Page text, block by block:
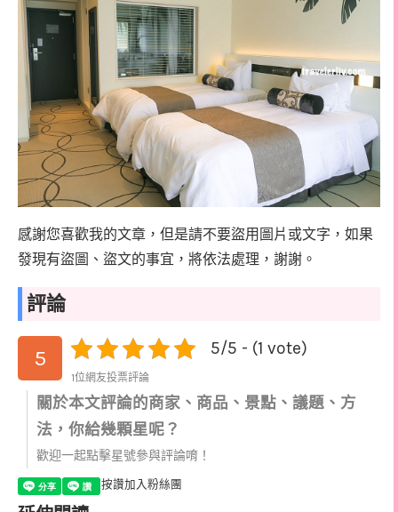
感謝您喜歡我的文章，但是請不要盜用圖片或文字，如果
發現有盜圖、盜文的事宜，將依法處理，謝謝。
評論
5 5/5 - (1 vote)
1位網友投票評論
關於本文評論的商家、商品、景點、議題、方
法，你給幾顆星呢？
歡迎一起點擊星號參與評論唷！
按讚加入粉絲團